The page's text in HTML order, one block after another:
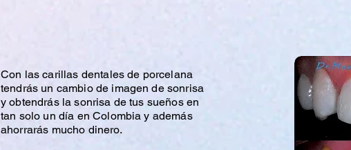
Con las carillas dentales de porcelana
tendrás un cambio de imagen de sonrisa
y obtendrás la sonrisa de tus sueños en
tan solo un día en Colombia y además
ahorrarás mucho dinero.